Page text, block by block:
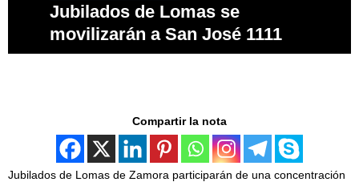
Jubilados de Lomas se
movilizarán a San José 1111
Compartir la nota
Jubilados de Lomas de Zamora participarán de una concentración